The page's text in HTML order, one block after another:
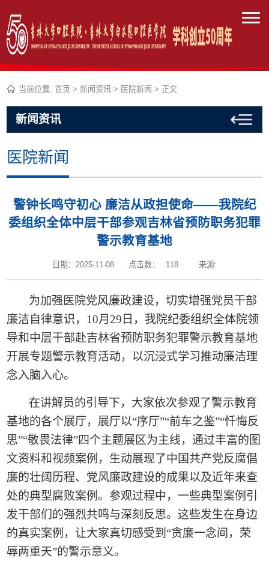
当前位置:首页 >新闻资讯 > 医院新闻 > 正文
新闻资讯
医院新闻
警钟长鸣守初心 廉洁从政担使命——我院纪
委组织全体中层干部参观吉林省预防职务犯罪
警示教育基地
日期：2025-11-08 点击数： 118 来源:
为加强医院党风廉政建设，切实增强党员干部
廉洁自律意识， 10月 29 日，我院纪委组织全体院领
导和中层干部赴吉林省预防职务犯罪警示教育基地
开展专题警示教育活动，以沉浸式学习推动廉洁理
念入脑入心。
在讲解员的引导下，大家依次参观了警示教育
基地的各个展厅，展厅以“序厅”“前车之鉴”“忏悔反
思”“敬畏法律”四个主题展区为主线，通过丰富的图
文资料和视频案例，生动展现了中国共产党反腐倡
廉的壮阔历程、党风廉政建设的成果以及近年来查
处的典型腐败案例。参观过程中，一些典型案例引
发干部们的强烈共鸣与深刻反思。这些发生在身边
的真实案例，让大家真切感受到“贪廉一念间，荣
辱两重天”的警示意义。